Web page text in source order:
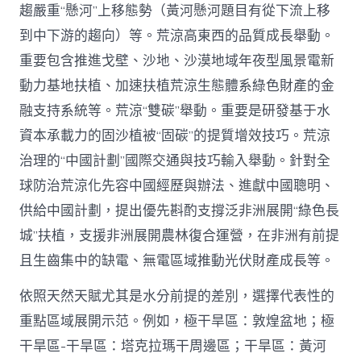
趨嚴重“懸河”上移態勢（黃河懸河題目有從下流上移
到中下游的趨向）等。荒涼高東西的品質成長舉動。
重要包含推進戈壁、沙地、沙漠地域年夜型風景電新
動力基地扶植、加速扶植荒涼生態體系綠色財產的金
融支持系統等。荒涼“雙碳”舉動。重要是研發基于水
資本承載力的固沙植被“固碳”的提質增效技巧。荒涼
治理的“中國計劃”國際交通與技巧輸入舉動。針對全
球防治荒涼化先容中國經歷與辦法、進獻中國聰明、
供給中國計劃，提出優先斟酌支撐泛非洲展開“綠色長
城”扶植，支援非洲展開農林復合運營，在非洲有前提
且生齒集中的缺電、無電區域推動光伏財產成長等。
依照天然天賦尤其是水分前提的差別，選擇代表性的
重點區域展開示范。例如，極干旱區：敦煌盆地；極
干旱區-干旱區：塔克拉瑪干周邊區；干旱區：黃河